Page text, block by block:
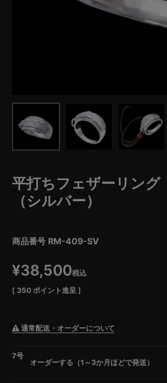
平打ちフェザーリング
（シルバー）
商品番号 RM-409-SV
¥38,500税込
[ 350 ポイント進呈 ]
通常配送・オーダーについて
7号
オーダーする（1～3か月ほどで発送）